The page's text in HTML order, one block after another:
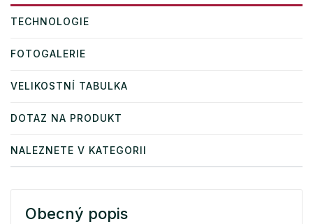
TECHNOLOGIE
FOTOGALERIE
VELIKOSTNÍ TABULKA
DOTAZ NA PRODUKT
NALEZNETE V KATEGORII
Obecný popis